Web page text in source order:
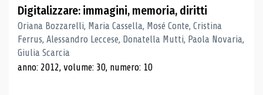
Digitalizzare: immagini, memoria, diritti
Oriana Bozzarelli, Maria Cassella, Mosé Conte, Cristina
Ferrus, Alessandro Leccese, Donatella Mutti, Paola Novaria,
Giulia Scarcia
anno: 2012, volume: 30, numero: 10